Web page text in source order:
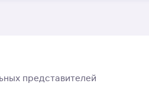
представителей